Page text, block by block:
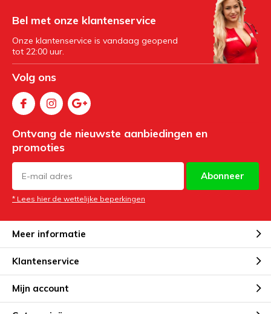
Bel met onze klantenservice
Onze klantenservice is vandaag geopend
tot 22:00 uur.
Volg ons
Ontvang de nieuwste aanbiedingen en
promoties
Abonneer
* Lees hier de wettelijke beperkingen
Meer informatie
Klantenservice
Mijn account